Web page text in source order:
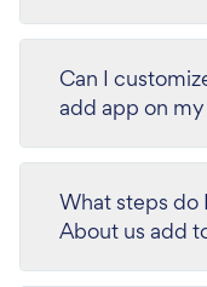
Can I
add app on
What steps do
About us add